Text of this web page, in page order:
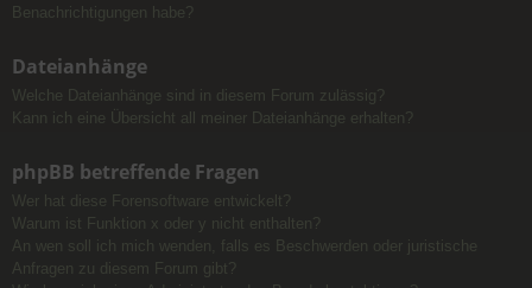
Benachrichtigungen habe?
Dateianhänge
Welche Dateianhänge sind in diesem Forum zulässig?
Kann ich eine Übersicht all meiner Dateianhänge erhalten?
phpBB betreffende Fragen
Wer hat diese Forensoftware entwickelt?
Warum ist Funktion x oder y nicht enthalten?
An wen soll ich mich wenden, falls es Beschwerden oder juristische
Anfragen zu diesem Forum gibt?